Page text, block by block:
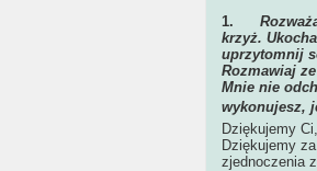
1.
krzyż.
uprzytomnij
Rozmawiaj
Mnie nie
wykonujesz,
Dziękujemy
Dziękujemy
zjednoczenia